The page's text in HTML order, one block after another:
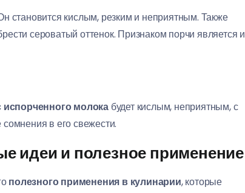
становится кислым, резким и неприятным. Также
сероватый оттенок. Признаком порчи является и
испорченного молокабудет кислым, неприятным, с
в его свежести.
идеи и полезное применение
полезного применения в кулинарии, которые